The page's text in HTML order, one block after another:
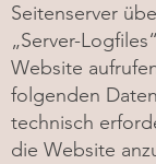
Seitenserver
„Server-
Website
folgenden
technisch
die Website